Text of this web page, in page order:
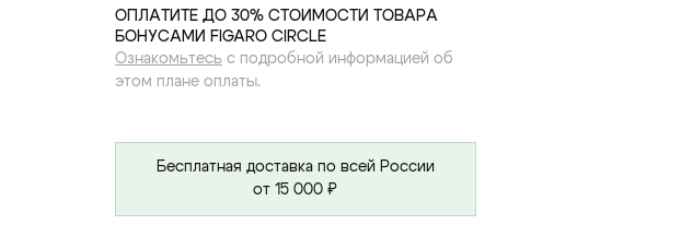
ОПЛАТИТЕ ДО 30% СТОИМОСТИ ТОВАРА
БОНУСАМИ FIGARO CIRCLE
Ознакомьтесь с подробной информацией об
этом плане оплаты.
Бесплатная доставка по всей России
от 15 000 ₽